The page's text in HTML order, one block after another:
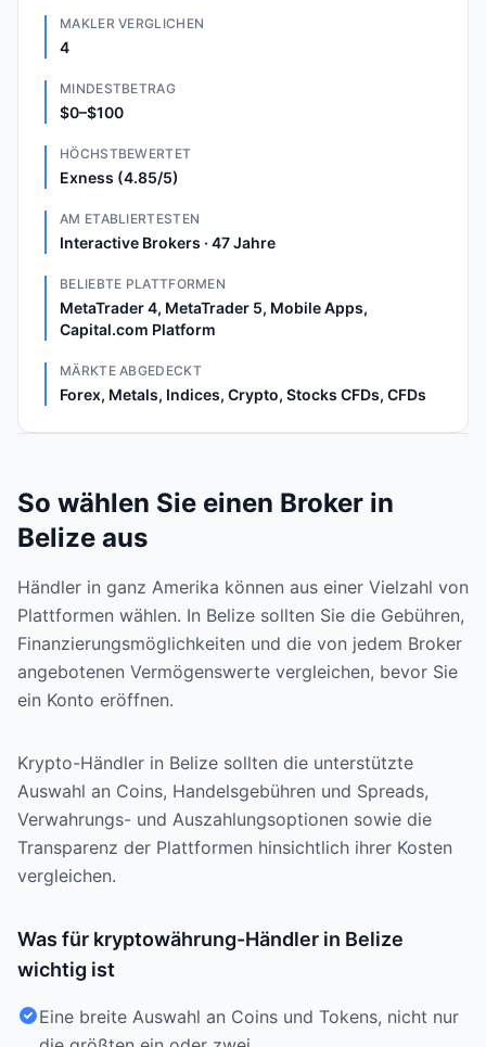
MAKLER VERGLICHEN
4
MINDESTBETRAG
$0–$100
HÖCHSTBEWERTET
Exness (4.85/5)
AM ETABLIERTESTEN
Interactive Brokers · 47 Jahre
BELIEBTE PLATTFORMEN
MetaTrader 4, MetaTrader 5, Mobile Apps,
Capital.com Platform
MÄRKTE ABGEDECKT
Forex, Metals, Indices, Crypto, Stocks CFDs, CFDs
So wählen Sie einen Broker in
Belize aus
Händler in ganz Amerika können aus einer Vielzahl von
Plattformen wählen. In Belize sollten Sie die Gebühren,
Finanzierungsmöglichkeiten und die von jedem Broker
angebotenen Vermögenswerte vergleichen, bevor Sie
ein Konto eröffnen.
Krypto-Händler in Belize sollten die unterstützte
Auswahl an Coins, Handelsgebühren und Spreads,
Verwahrungs- und Auszahlungsoptionen sowie die
Transparenz der Plattformen hinsichtlich ihrer Kosten
vergleichen.
Was für kryptowährung-Händler in Belize
wichtig ist
Eine breite Auswahl an Coins und Tokens, nicht nur